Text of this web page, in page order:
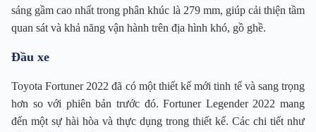
sáng gầm cao nhất trong phân khúc là 279 mm, giúp cải thiện tầm
quan sát và khả năng vận hành trên địa hình khó, gồ ghề.
Đầu xe
Toyota Fortuner 2022 đã có một thiết kế mới tinh tế và sang trọng
hơn so với phiên bản trước đó. Fortuner Legender 2022 mang
đến một sự hài hòa và thực dụng trong thiết kế. Các chi tiết như